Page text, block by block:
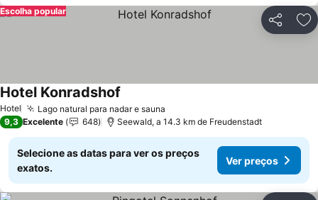
Partilhar
Escolha popular
Hotel Lago natural para nadar e sauna
Hotel Konradshof
9,3 Excelente 648 Seewald, a 14.3 km de Freudenstadt
Selecione as datas para ver os preços
exatos.
Ver preços